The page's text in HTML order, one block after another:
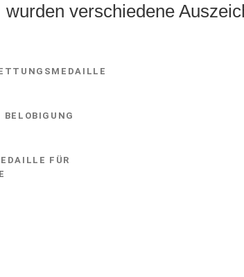
wurden verschiedene
FÜR